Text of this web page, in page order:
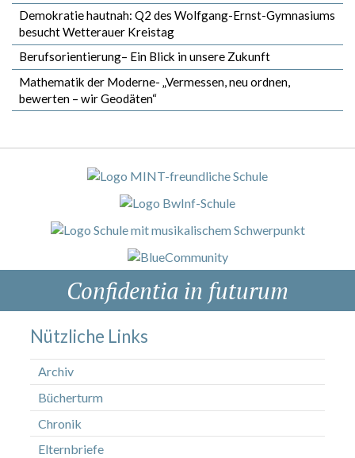
Demokratie hautnah: Q2 des Wolfgang-Ernst-Gymnasiums
besucht Wetterauer Kreistag
Berufsorientierung– Ein Blick in unsere Zukunft
Mathematik der Moderne- „Vermessen, neu ordnen,
bewerten – wir Geodäten“
Confidentia in futurum
Nützliche Links
Archiv
Bücherturm
Chronik
Elternbriefe